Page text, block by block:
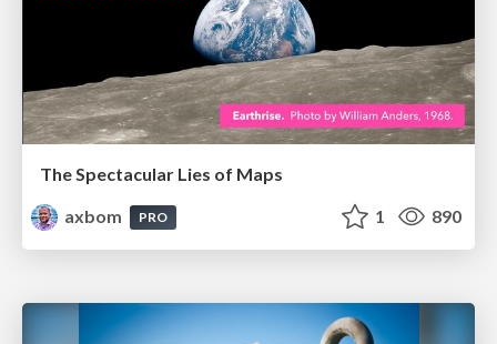
The Spectacular Lies of Maps
axbom
PRO 1 890